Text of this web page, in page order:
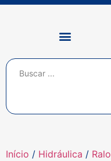
Início / Hidráulica / Ralo